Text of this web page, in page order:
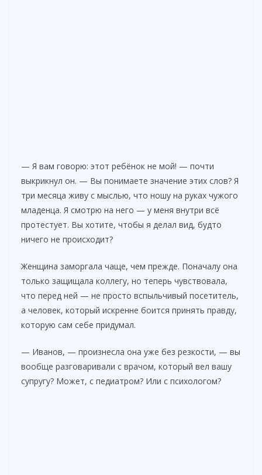
— Я вам говорю: этот ребёнок не мой! — почти
выкрикнул он. — Вы понимаете значение этих слов? Я
три месяца живу с мыслью, что ношу на руках чужого
младенца. Я смотрю на него — у меня внутри всё
протестует. Вы хотите, чтобы я делал вид, будто
ничего не происходит?
Женщина заморгала чаще, чем прежде. Поначалу она
только защищала коллегу, но теперь чувствовала,
что перед ней — не просто вспыльчивый посетитель,
а человек, который искренне боится принять правду,
которую сам себе придумал.
— Иванов, — произнесла она уже без резкости, — вы
вообще разговаривали с врачом, который вел вашу
супругу? Может, с педиатром? Или с психологом?